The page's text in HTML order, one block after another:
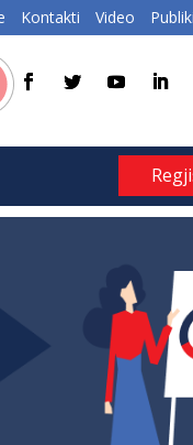
Kontakti Video